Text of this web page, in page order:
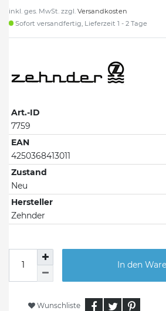
inkl. ges. MwSt. zzgl. Versandkosten
Sofort versandfertig, Lieferzeit 1 - 2 Tage
Art.-ID
7759
EAN
4250368413011
Zustand
Neu
Hersteller
Zehnder
In den
Wunschliste